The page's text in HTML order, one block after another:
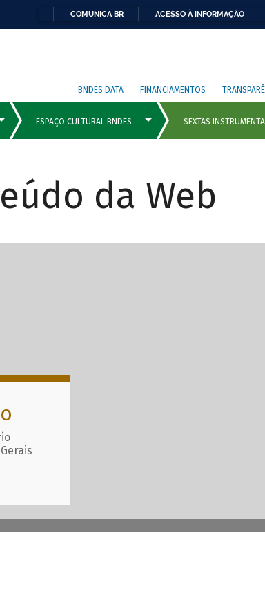
COMUNICA BR ACESSO À INFORMAÇÃO
BNDES DATA FINANCIAMENTOS
da Web
com